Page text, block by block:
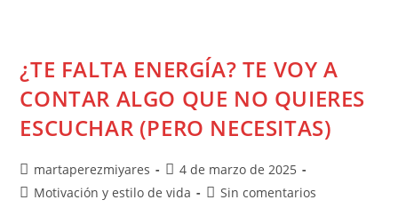
¿TE FALTA ENERGÍA? TE VOY A
CONTAR ALGO QUE NO QUIERES
ESCUCHAR (PERO NECESITAS)
martaperezmiyares
4 de marzo de 2025
Motivación y estilo de vida
Sin comentarios